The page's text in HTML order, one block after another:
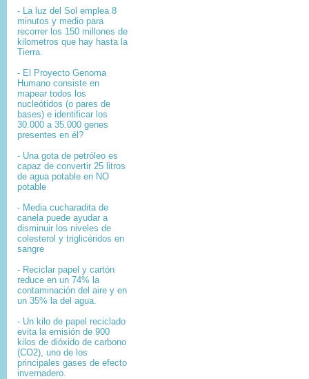
- La luz del Sol emplea 8
minutos y medio para
recorrer los 150 millones de
kilometros que hay hasta la
Tierra.
- El
Proyecto Genoma
Humano consiste en
mapear todos los
nucleótidos (o pares de
bases) e identificar los
30.000 a 35.000 genes
presentes en él?
- Una gota de petróleo es
capaz de convertir 25 litros
de agua potable en NO
potable
- Media cucharadita de
canela puede ayudar a
disminuir los niveles de
colesterol y triglicéridos en
sangre
- Reciclar papel y cartón
reduce en un 74% la
contaminación del aire y en
un 35% la del agua.
- Un kilo de papel reciclado
evita la emisión de 900
kilos de dióxido de carbono
(CO2), uno de los
principales gases de efecto
invernadero.